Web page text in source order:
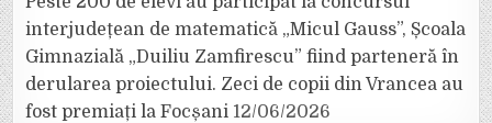
interjudețean de matematică „Micul Gauss”, Școala
Gimnazială „Duiliu Zamfirescu” fiind parteneră în
derularea proiectului. Zeci de copii din Vrancea au
fost premiați la Focșani 12/06/2026